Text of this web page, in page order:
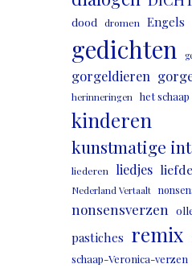
dood dromen Engels
gedichten
gorgeldieren
herinneringen het
kinderen
kunstmatige
liederen liedjes liefde
Nederland Vertaalt
nonsensverzen
pastiches remix
schaap-Veronica-verzen